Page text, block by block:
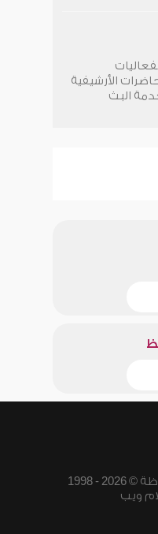
الأرشيفية
البث
جميع الحقوق محفوظة © 2026 - 1998
ويب